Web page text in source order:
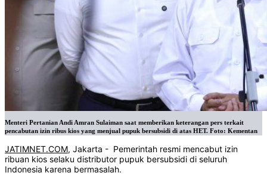
Menteri Pertanian Andi Amran Sulaiman saat memberikan keterangan pers terkait
pencabutan izin ribus kios yang menjual pupuk bersubsidi di atas HET. Foto: Kementan
JATIMNET.COM, Jakarta - Pemerintah resmi mencabut izin
ribuan kios selaku distributor pupuk bersubsidi di seluruh
Indonesia karena bermasalah.